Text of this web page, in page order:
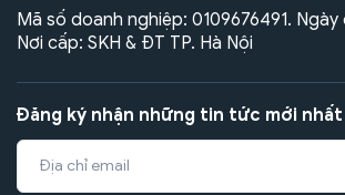
Mã số doanh nghiệp: 0109676491.
Nơi cấp: SKH & ĐT TP. Hà Nội
Đăng ký nhận những tin tức mới